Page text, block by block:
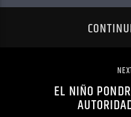
EL NIÑO